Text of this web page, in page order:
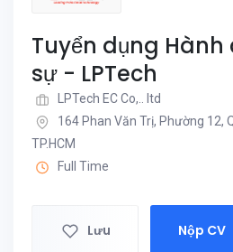
Tuyển dụng
sự - LPTech
LPTech EC Co,.. ltd
164 Phan Văn Trị, Phường 12,
TP.HCM
Full Time
Lưu Nộp CV